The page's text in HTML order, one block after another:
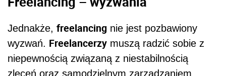
Freelancing – wyzwania
Jednakże, freelancing nie jest pozbawiony